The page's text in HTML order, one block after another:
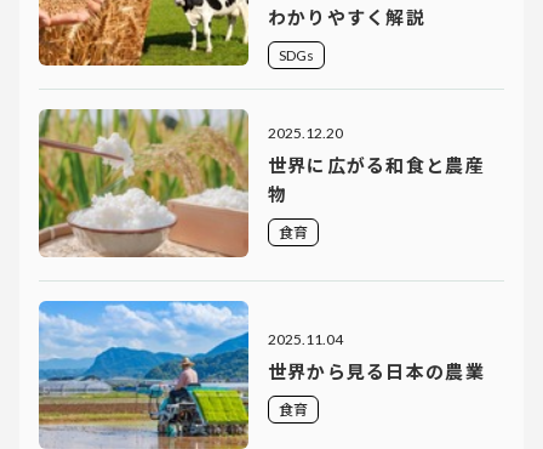
わかりやすく解説
SDGs
2025.12.20
世界に広がる和食と農産
物
食育
2025.11.04
世界から見る日本の農業
食育